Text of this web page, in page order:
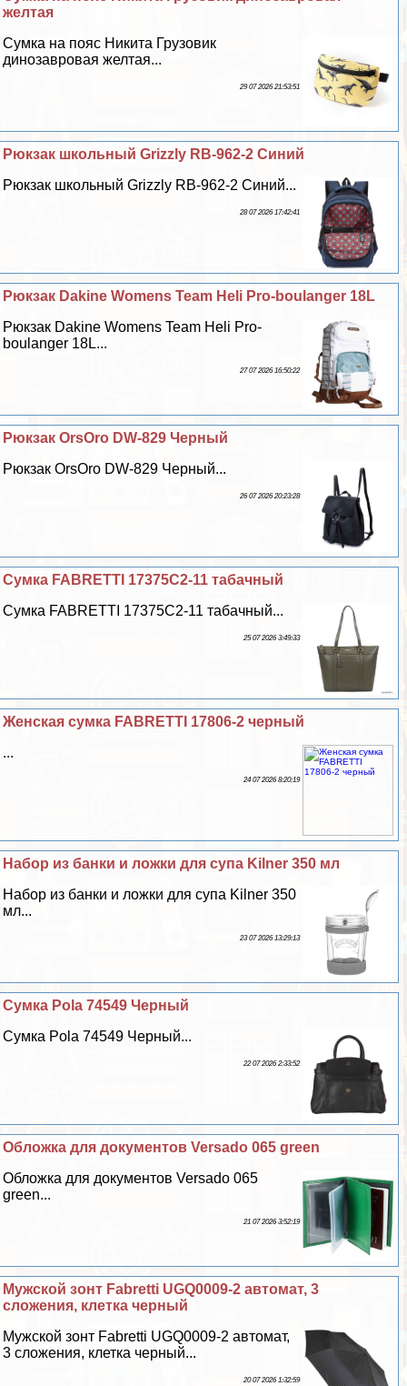
желтая
Сумка на пояс Никита Грузовик
динозавровая желтая...
29 07 2026 21:53:51
Рюкзак школьный Grizzly RB-962-2 Синий
Рюкзак школьный Grizzly RB-962-2 Синий...
28 07 2026 17:42:41
Рюкзак Dakine Womens Team Heli Pro-boulanger 18L
Рюкзак Dakine Womens Team Heli Pro-
boulanger 18L...
27 07 2026 16:50:22
Рюкзак OrsOro DW-829 Черный
Рюкзак OrsOro DW-829 Черный...
26 07 2026 20:23:28
Сумка FABRETTI 17375C2-11 табачный
Сумка FABRETTI 17375C2-11 табачный...
25 07 2026 3:49:33
Женская сумка FABRETTI 17806-2 черный
...
24 07 2026 8:20:19
Набор из банки и ложки для супа Kilner 350 мл
Набор из банки и ложки для супа Kilner 350
мл...
23 07 2026 13:29:13
Сумка Pola 74549 Черный
Сумка Pola 74549 Черный...
22 07 2026 2:33:52
Обложка для документов Versado 065 green
Обложка для документов Versado 065
green...
21 07 2026 3:52:19
Мужской зонт Fabretti UGQ0009-2 автомат, 3
сложения, клетка черный
Мужской зонт Fabretti UGQ0009-2 автомат,
3 сложения, клетка черный...
20 07 2026 1:32:59